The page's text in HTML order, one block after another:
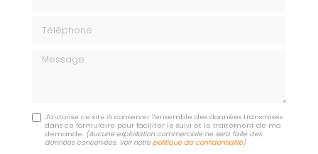
Message
J'autorise ce site à conserver l'ensemble des données transmises
dans ce formulaire pour faciliter le suivi et le traitement de ma
demande. (Aucune exploitation commerciale ne sera faite des
données concervées. Voir notre politique de confidentialité)